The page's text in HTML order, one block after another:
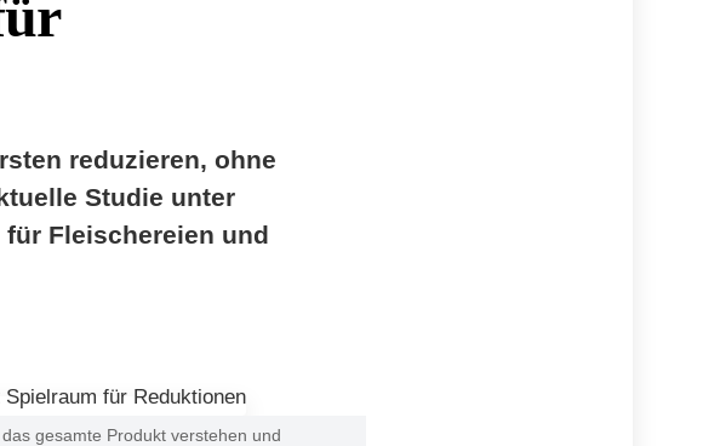
reduzieren, ohne
Studie unter
Fleischereien und
gesamte Produkt verstehen und